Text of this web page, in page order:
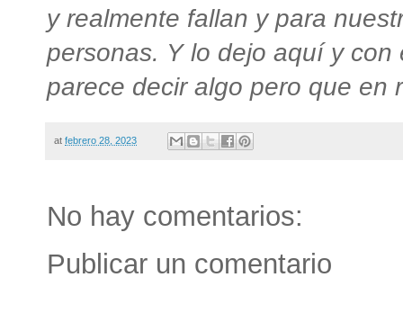
y realmente fallan y para
personas. Y lo dejo aquí y
parece decir algo pero que en
at febrero 28, 2023
No hay comentarios:
Publicar un comentario